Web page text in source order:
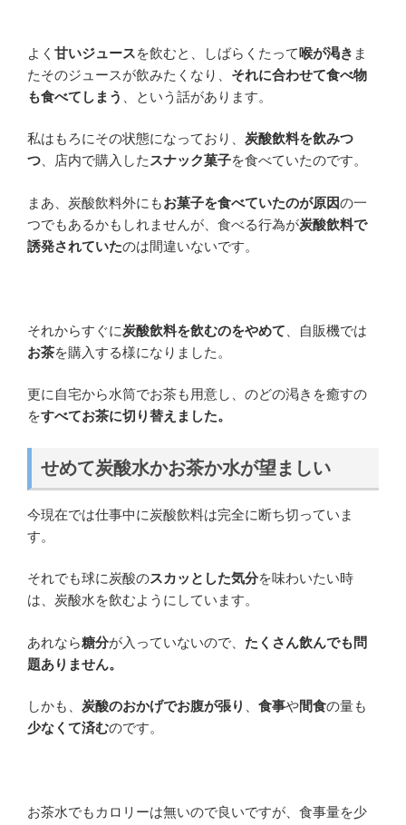
よく 甘いジュースを飲むと、しばらくたって喉が渇き ま
たそのジュースが飲みたくなり、 それに合わせて食べ物
も食べてしまう
、という話があります。
私はもろにその状態になっており、 炭酸飲料を飲みつ
つ 、店内で購入した スナック菓子を食べていたのです。
まあ、炭酸飲料外にもお菓子を食べていたのが原因の一
つでもあるかもしれませんが、食べる行為が炭酸飲料で
誘発されていたのは間違いないです。
それからすぐに炭酸飲料を飲むのをやめて 、自販機では
お茶を購入する様になりました。
更に自宅から水筒でお茶も用意し、のどの渇きを癒すの
をすべてお茶に切り替えました。
せめて炭酸水かお茶か水が望ましい
今現在では仕事中に炭酸飲料は完全に断ち切っていま
す。
それでも球に炭酸のスカッとした気分を味わいたい時
は、炭酸水を飲むようにしています。
あれなら糖分が入っていないので、 たくさん飲んでも問
題ありません。
しかも、 炭酸のおかげでお腹が張り 食事や間食の量も
少なくて済むのです。
お茶水でもカロリーは無いので良いですが、食事量を少